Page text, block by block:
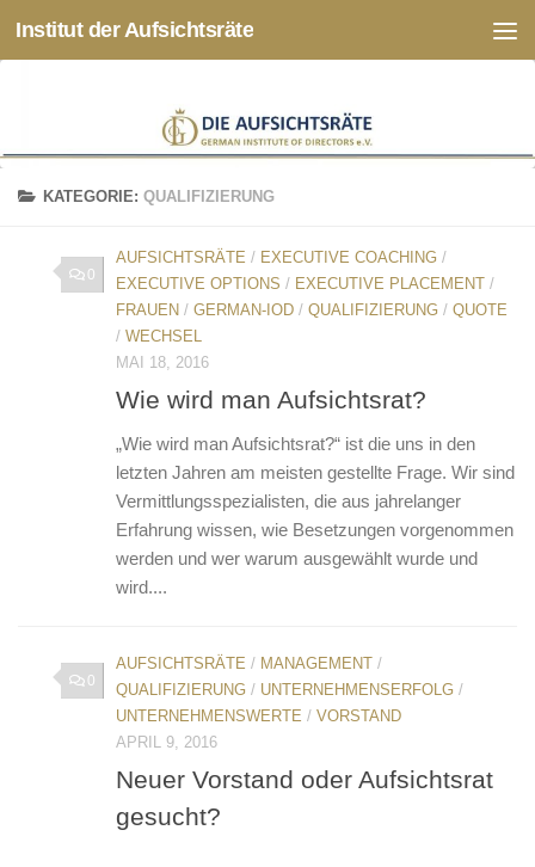
Zum Inhalt springen
Institut der Aufsichtsräte
KATEGORIE:QUALIFIZIERUNG
0
AUFSICHTSRÄTE / EXECUTIVE COACHING /
EXECUTIVE OPTIONS / EXECUTIVE PLACEMENT /
FRAUEN / GERMAN-IOD / QUALIFIZIERUNG / QUOTE
/ WECHSEL
MAI 18, 2016
Wie wird man Aufsichtsrat?
„Wie wird man Aufsichtsrat?“ ist die uns in den
letzten Jahren am meisten gestellte Frage. Wir sind
Vermittlungsspezialisten, die aus jahrelanger
Erfahrung wissen, wie Besetzungen vorgenommen
werden und wer warum ausgewählt wurde und
wird....
0
AUFSICHTSRÄTE / MANAGEMENT /
QUALIFIZIERUNG / UNTERNEHMENSERFOLG /
UNTERNEHMENSWERTE / VORSTAND
APRIL 9, 2016
Neuer Vorstand oder Aufsichtsrat
gesucht?